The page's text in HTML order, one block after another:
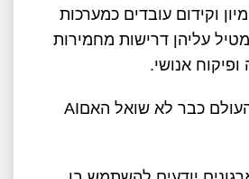
וקידום עובדים כמערכות
מטיל עליהן דרישות מחמירות
אנושי.
כבר לא שואל האםAI